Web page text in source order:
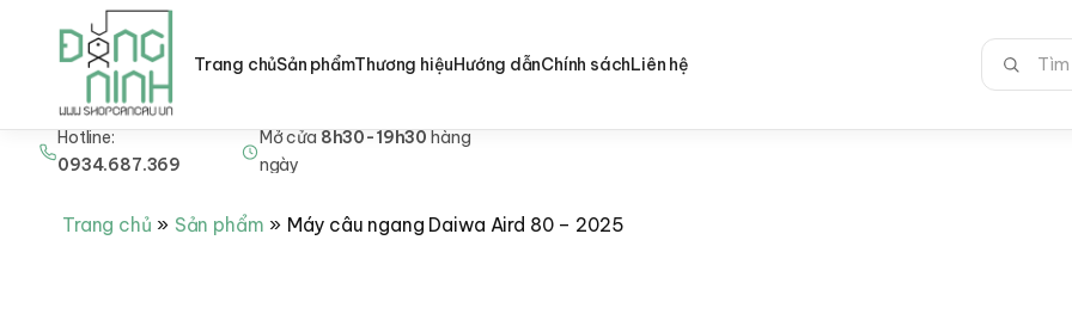
Nhảy Hotline:
0934.687.369
Mở cửa8h30-19h30hàng
ngày
Trang chủSản phẩmThương hiệuHướng dẫnChính sáchLiên hệ
Tìm
kiếm:
Trang chủ Sản phẩm Máy câu ngang Daiwa Aird 80 – 2025